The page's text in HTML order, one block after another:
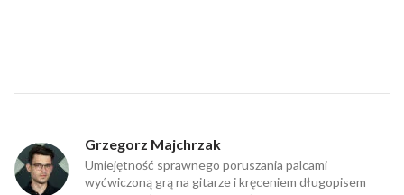
Grzegorz Majchrzak
Umiejętność sprawnego poruszania palcami
wyćwiczoną grą na gitarze i kręceniem długopisem